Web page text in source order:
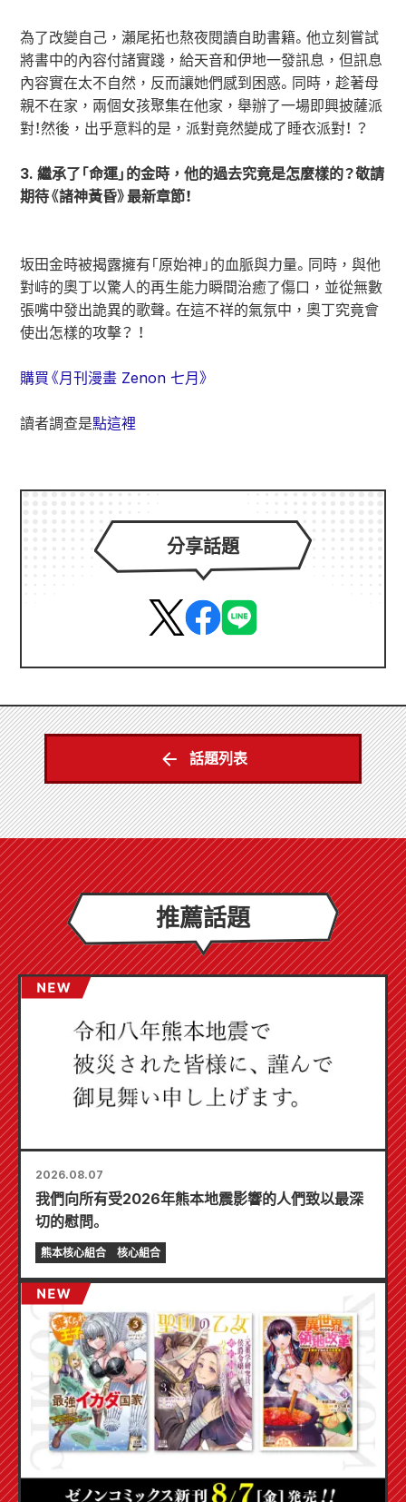
為了改變自己，瀨尾拓也熬夜閱讀自助書籍。他立刻嘗試
將書中的內容付諸實踐，給天音和伊地一發訊息，但訊息
內容實在太不自然，反而讓她們感到困惑。同時，趁著母
親不在家，兩個女孩聚集在他家，舉辦了一場即興披薩派
對！然後，出乎意料的是，派對竟然變成了睡衣派對！ ？
3. 繼承了「命運」的金時，他的過去究竟是怎麼樣的？敬請
期待《諸神黃昏》最新章節！
坂田金時被揭露擁有「原始神」的血脈與力量。同時，與他
對峙的奧丁以驚人的再生能力瞬間治癒了傷口，並從無數
張嘴中發出詭異的歌聲。在這不祥的氣氛中，奧丁究竟會
使出怎樣的攻擊？ ！
購買《月刊漫畫 Zenon 七月》
讀者調查是點這裡
分享話題
話題列表
推薦話題
2026.08.07
我們向所有受2026年熊本地震影響的人們致以最深
切的慰問。
熊本核心組合 核心組合